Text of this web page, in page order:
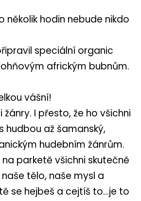
několik hodin nebude nikdo
speciální organic
africkým bubnům.
vášní!
I přesto, že ho všichni
hudbou až šamanský,
hudebním žánrům.
parketě všichni skutečně
tělo, naše mysl a
se hejbeš a cejtíš to…je to